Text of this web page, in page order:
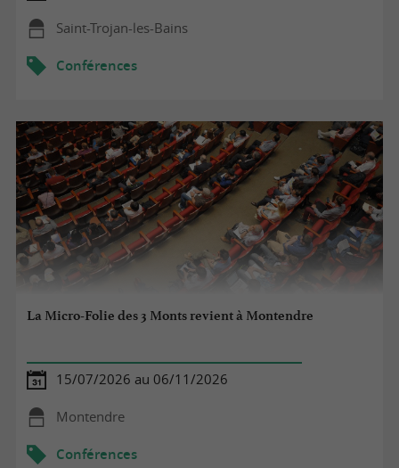
Saint-Trojan-les-Bains
Conférences
La Micro-Folie des 3 Monts revient à Montendre
15/07/2026 au 06/11/2026
Montendre
Conférences